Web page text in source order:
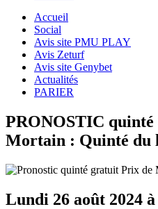
Accueil
Social
Avis site PMU PLAY
Avis Zeturf
Avis site Genybet
Actualités
PARIER
PRONOSTIC
Mortain : Quinté du
Lundi 26 août 2024